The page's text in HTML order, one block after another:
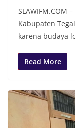
SLAWIFM.COM
Kabupaten
karena budaya
Read More